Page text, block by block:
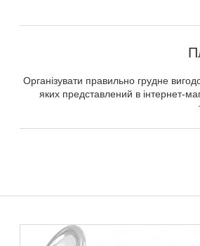
Організувати правильно грудне
яких представлений в інтернет-